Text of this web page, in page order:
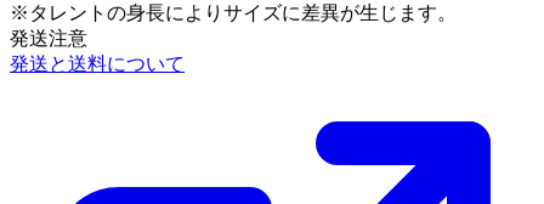
※タレントの身長によりサイズに差異が生じます。
発送注意
発送と送料について